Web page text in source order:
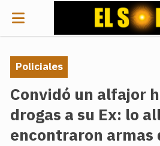
Convidó un alfajor
drogas a su Ex: lo
encontraron armas
Policiales